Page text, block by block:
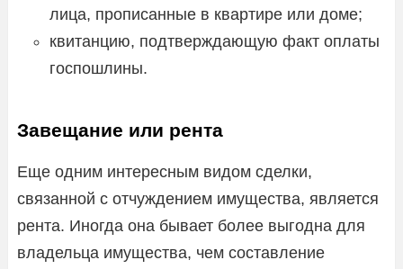
лица, прописанные в квартире или доме;
квитанцию, подтверждающую факт оплаты
госпошлины.
Завещание или рента
Еще одним интересным видом сделки,
связанной с отчуждением имущества, является
рента. Иногда она бывает более выгодна для
владельца имущества, чем составление